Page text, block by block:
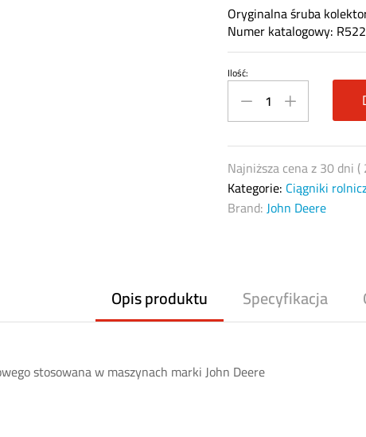
Oryginalna śruba
Numer katalogowy:
Śruba
kolektora
wydechowego
R522554
quantity
Ilość:
Najniższa cena z 30 dni (
Kategorie: Ciągniki
Brand:John Deere
Opis produktu Specyfikacja
stosowana w maszynach marki John Deere